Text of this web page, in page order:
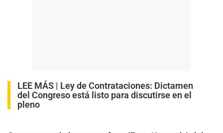
LEE MÁS | Ley de Contrataciones: Dictamen
del Congreso está listo para discutirse en el
pleno